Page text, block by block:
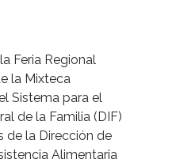
Feria Regional
la Mixteca
Sistema para el
de la Familia (DIF)
de la Dirección de
Alimentaria